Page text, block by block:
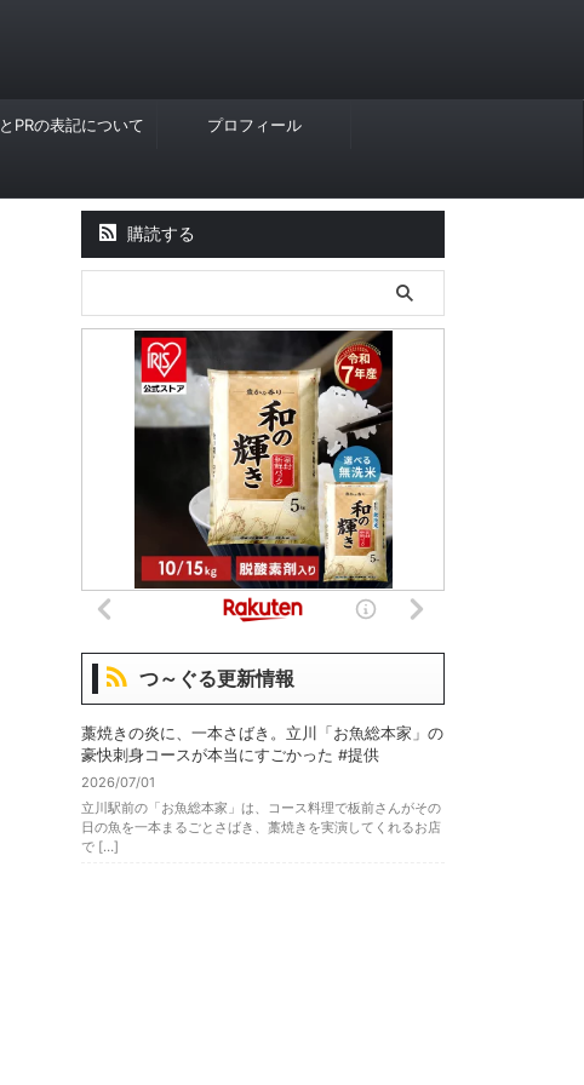
PRの表記について プロフィール
購読する
つ～ぐる更新情報
藁焼きの炎に、一本さばき。立川「お魚総本家」の
豪快刺身コースが本当にすごかった #提供
2026/07/01
立川駅前の「お魚総本家」は、コース料理で板前さんがその
日の魚を一本まるごとさばき、藁焼きを実演してくれるお店
で […]